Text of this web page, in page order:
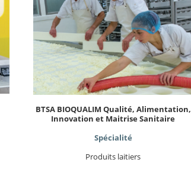
BTSA BIOQUALIM Qualité, Alimentation,
Innovation et Maitrise Sanitaire
Spécialité
Produits laitiers